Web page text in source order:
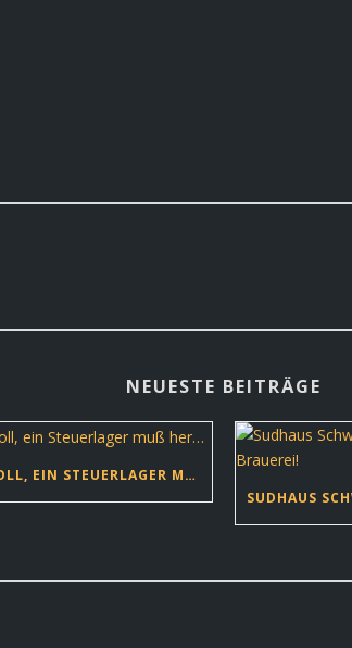
NEUESTE BEITRÄGE
DER ZOLL, EIN STEUERLAGER MUSS HER…